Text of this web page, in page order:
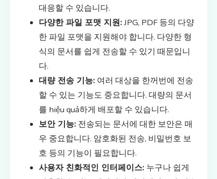
대응할 수 있습니다.
다양한 파일 포맷 지원: JPG, PDF 등의 다양
한 파일 포맷을 지원해야 합니다. 다양한 형
식의 문서를 쉽게 전송할 수 있기 때문입니
다.
대량 전송 기능: 여러 대상을 한꺼번에 전송
할 수 있는 기능도 중요합니다. 대량의 문서
를 hiệu quả하게 배포할 수 있습니다.
보안 기능: 전송되는 문서에 대한 보안은 매
우 중요합니다. 암호화된 전송, 비밀번호 보
호 등의 기능이 필요합니다.
사용자 친화적인 인터페이스: 누구나 쉽게